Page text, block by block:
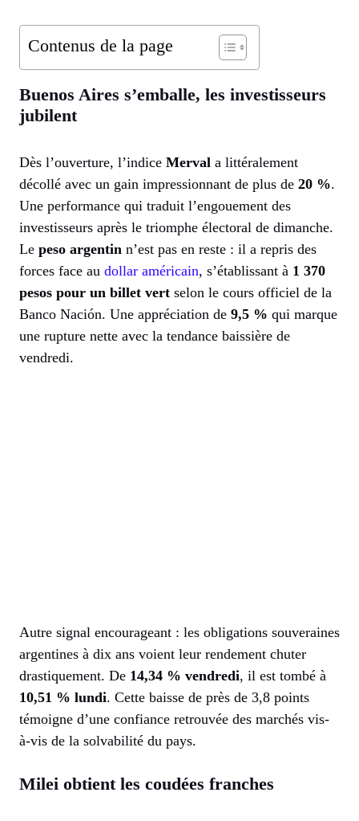
Contenus de la page
Buenos Aires s’emballe, les investisseurs
jubilent
Dès l’ouverture, l’indice Merval a littéralement
décollé avec un gain impressionnant de plus de 20 %.
Une performance qui traduit l’engouement des
investisseurs après le triomphe électoral de dimanche.
Le peso argentin n’est pas en reste : il a repris des
forces face au dollar américain, s’établissant à 1 370
pesos pour un billet vert selon le cours officiel de la
Banco Nación. Une appréciation de 9,5 % qui marque
une rupture nette avec la tendance baissière de
vendredi.
Autre signal encourageant : les obligations souveraines
argentines à dix ans voient leur rendement chuter
drastiquement. De 14,34 % vendredi, il est tombé à
10,51 % lundi. Cette baisse de près de 3,8 points
témoigne d’une confiance retrouvée des marchés vis-
à-vis de la solvabilité du pays.
Milei obtient les coudées franches